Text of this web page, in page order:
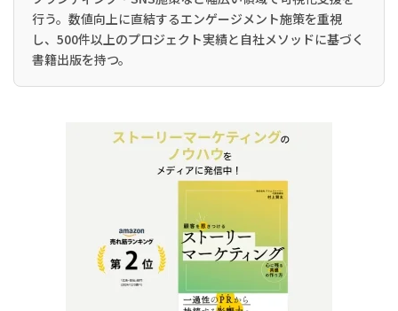
行う。数値向上に直結するエンゲージメント施策を重視
し、500件以上のプロジェクト実績と自社メソッドに基づく
書籍出版を持つ。